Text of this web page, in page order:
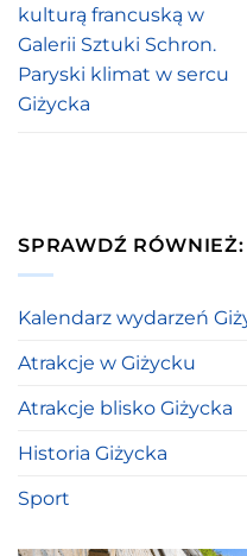
kulturą francuską w
Galerii Sztuki Schron.
Paryski klimat w sercu
Giżycka
SPRAWDŹ RÓWNIEŻ:
Kalendarz wydarzeń
Atrakcje w Giżycku
Atrakcje blisko Giżycka
Historia Giżycka
Sport